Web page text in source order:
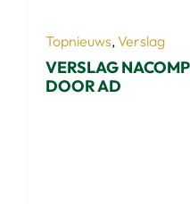
Topnieuws, Verslag
VERSLAG
DOOR AD